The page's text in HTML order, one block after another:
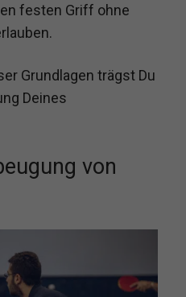
festen Griff ohne
Grundlagen trägst Du
Deines
von